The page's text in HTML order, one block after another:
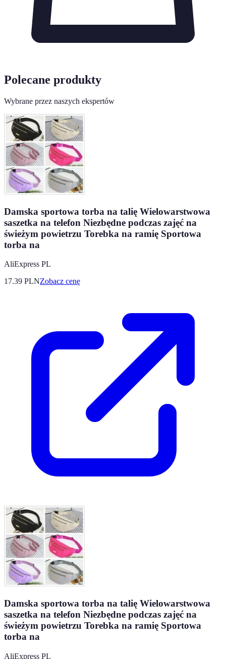
Polecane produkty
Wybrane przez naszych ekspertów
Damska sportowa torba na talię Wielowarstwowa
saszetka na telefon Niezbędne podczas zajęć na
świeżym powietrzu Torebka na ramię Sportowa
torba na
AliExpress PL
17.39 PLNZobacz cenę
Damska sportowa torba na talię Wielowarstwowa
saszetka na telefon Niezbędne podczas zajęć na
świeżym powietrzu Torebka na ramię Sportowa
torba na
AliExpress PL